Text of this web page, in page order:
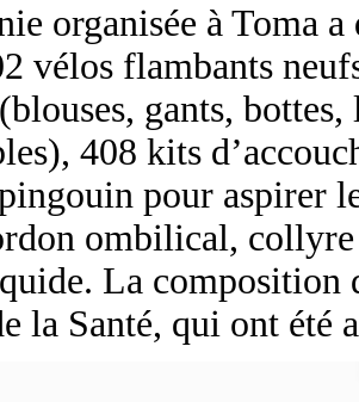
organisée à Toma
vélos flambants
gants,
408 kits
pour aspirer
ombilical,
La composition
la Santé, qui ont été